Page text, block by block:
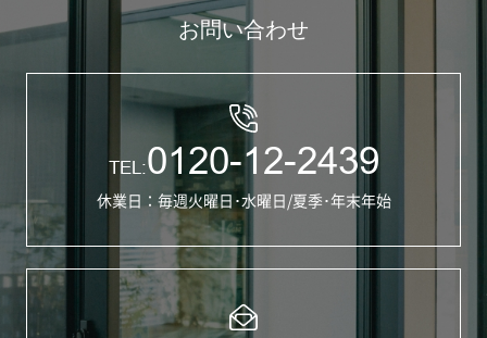
お問い合わせ
TEL:0120-12-2439
休業日：毎週火曜日･水曜日/夏季･年末年始